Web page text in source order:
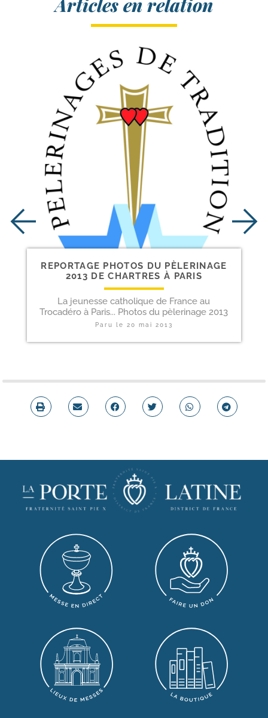
Articles en relation
REPORTAGE PHOTOS DU PÈLERINAGE
2013 DE CHARTRES À PARIS
La jeunesse catholique de France au
Trocadéro à Paris... Photos du pèlerinage 2013
Paru le 20 mai 2013